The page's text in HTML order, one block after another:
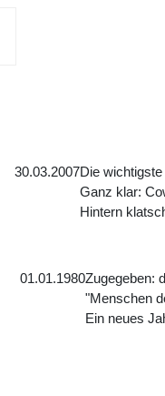
30.03.2007Die
Ganz klar:
Hintern
01.01.1980Zugegeben:
"Menschen
Ein neues